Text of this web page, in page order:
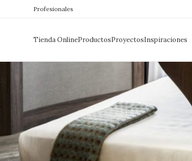
Profesionales
Tienda OnlineProductosProyectosInspiraciones